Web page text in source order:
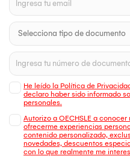
He leído la Política de
declaro haber sido informado
personales.
Autorizo a OECHSLE a
ofrecerme experiencias
contenido personalizado,
novedades, descuentos
con lo que realmente me